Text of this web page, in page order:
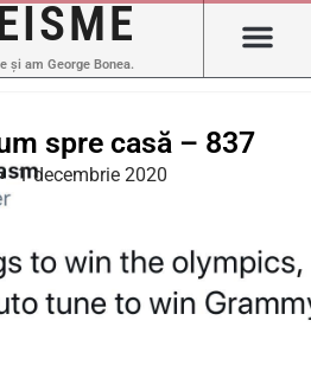
și am George Bonea.
spre casă – 837
1 decembrie 2020